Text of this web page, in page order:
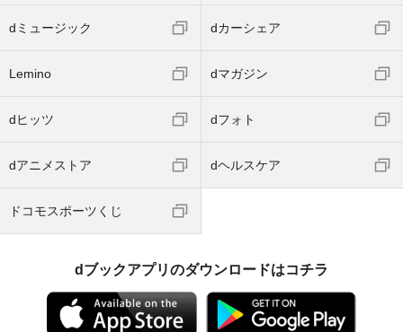
dミュージック dカーシェア
Lemino dマガジン
dヒッツ dフォト
dアニメストア dヘルスケア
ドコモスポーツくじ
dブックアプリのダウンロードはコチラ